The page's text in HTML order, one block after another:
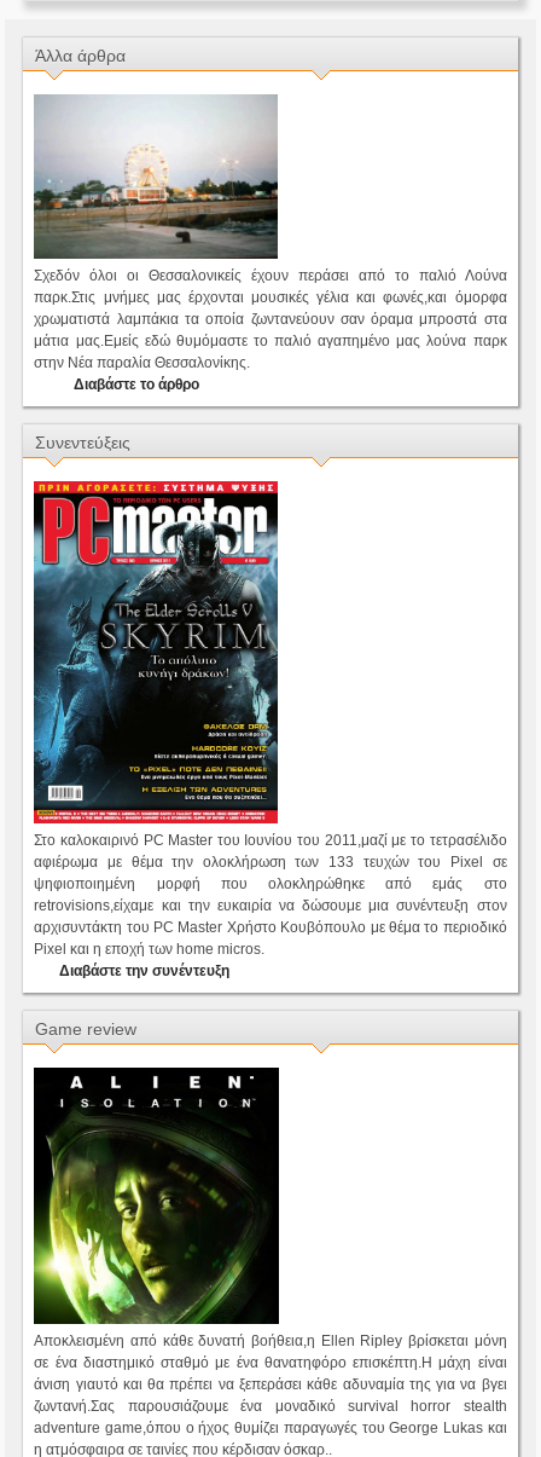
Άλλα άρθρα
Σχεδόν όλοι οι Θεσσαλονικείς έχουν περάσει από το παλιό Λούνα
παρκ.Στις μνήμες μας έρχονται μουσικές γέλια και φωνές,και όμορφα
χρωματιστά λαμπάκια τα οποία ζωντανεύουν σαν όραμα μπροστά στα
μάτια μας.Εμείς εδώ θυμόμαστε το παλιό αγαπημένο μας λούνα παρκ
στην Νέα παραλία Θεσσαλονίκης.
Διαβάστε το άρθρο
Συνεντεύξεις
Στο καλοκαιρινό PC Master του Ιουνίου του 2011,μαζί με το τετρασέλιδο
αφιέρωμα με θέμα την ολοκλήρωση των 133 τευχών του Pixel σε
ψηφιοποιημένη μορφή που ολοκληρώθηκε από εμάς στο
retrovisions,είχαμε και την ευκαιρία να δώσουμε μια συνέντευξη στον
αρχισυντάκτη του PC Master Χρήστο Κουβόπουλο με θέμα το περιοδικό
Pixel και η εποχή των home micros.
Διαβάστε την συνέντευξη
Game review
Αποκλεισμένη από κάθε δυνατή βοήθεια,η Ellen Ripley βρίσκεται μόνη
σε ένα διαστημικό σταθμό με ένα θανατηφόρο επισκέπτη.Η μάχη είναι
άνιση γιαυτό και θα πρέπει να ξεπεράσει κάθε αδυναμία της για να βγει
ζωντανή.Σας παρουσιάζουμε ένα μοναδικό survival horror stealth
adventure game,όπου ο ήχος θυμίζει παραγωγές του George Lukas και
η ατμόσφαιρα σε ταινίες που κέρδισαν όσκαρ..